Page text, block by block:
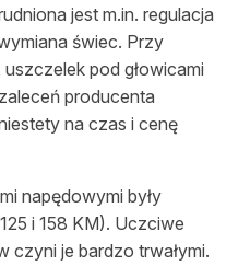
jest m.in. regulacja
świec. Przy
pod głowicami
producenta
na czas i cenę
napędowymi były
i 158 KM). Uczciwe
czyni je bardzo trwałymi.